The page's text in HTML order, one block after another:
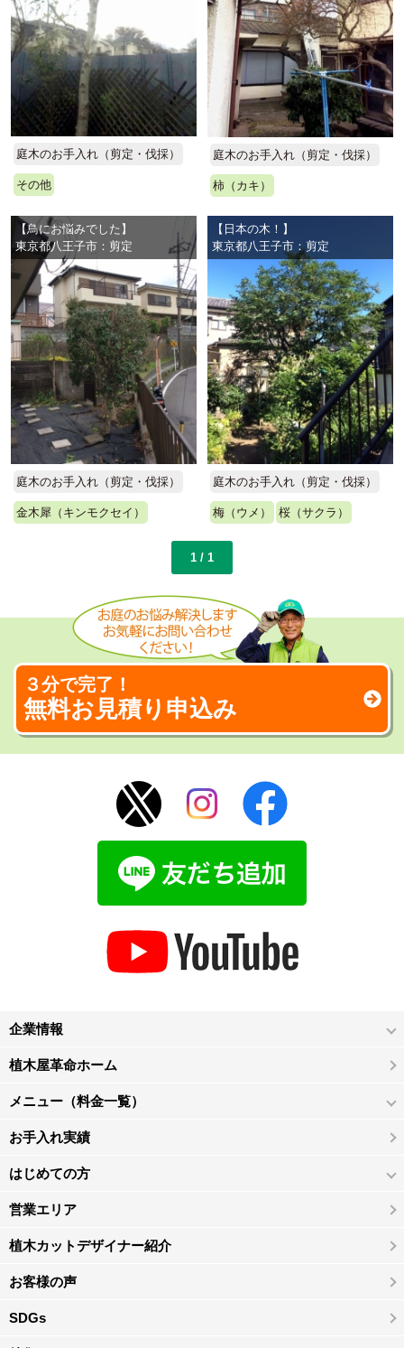
庭木のお手入れ（剪定・伐採）
その他
庭木のお手入れ（剪定・伐採）
柿（カキ）
【鳥にお悩みでした】
東京都八王子市：剪定
庭木のお手入れ（剪定・伐採）
金木犀（キンモクセイ）
【日本の木！】
東京都八王子市：剪定
庭木のお手入れ（剪定・伐採）
梅（ウメ） 桜（サクラ）
1 / 1
３分で完了！
無料お見積り申込み
企業情報
植木屋革命ホーム
メニュー（料金一覧）
お手入れ実績
はじめての方
営業エリア
植木カットデザイナー紹介
お客様の声
SDGs